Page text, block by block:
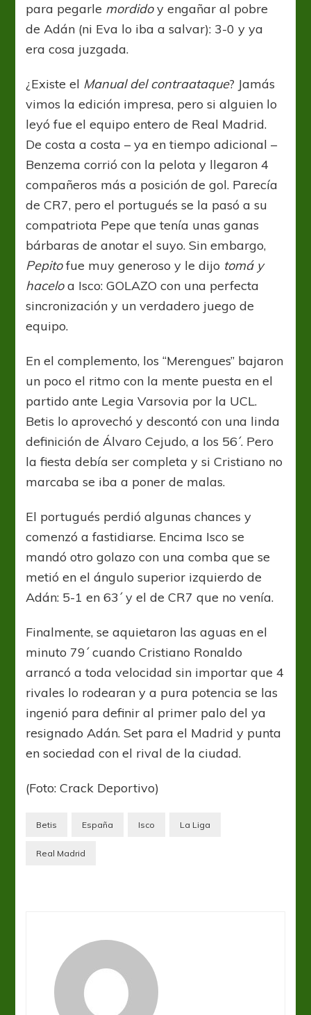
para pegarle mordidoy engañar al pobre
de Adán (ni Eva lo iba a salvar): 3-0 y ya
era cosa juzgada.
¿Existe el Manual del contraataque? Jamás
vimos la edición impresa, pero si alguien lo
leyó fue el equipo entero de Real Madrid.
De costa a costa – ya en tiempo adicional –
Benzema corrió con la pelota y llegaron 4
compañeros más a posición de gol. Parecía
de CR7, pero el portugués se la pasó a su
compatriota Pepe que tenía unas ganas
bárbaras de anotar el suyo. Sin embargo,
Pepitofue muy generoso y le dijo tomá y
haceloa Isco: GOLAZO con una perfecta
sincronización y un verdadero juego de
equipo.
En el complemento, los “Merengues” bajaron
un poco el ritmo con la mente puesta en el
partido ante Legia Varsovia por la UCL.
Betis lo aprovechó y descontó con una linda
definición de Álvaro Cejudo, a los 56´. Pero
la fiesta debía ser completa y si Cristiano no
marcaba se iba a poner de malas.
El portugués perdió algunas chances y
comenzó a fastidiarse. Encima Isco se
mandó otro golazo con una comba que se
metió en el ángulo superior izquierdo de
Adán: 5-1 en 63´ y el de CR7 que no venía.
Finalmente, se aquietaron las aguas en el
minuto 79´ cuando Cristiano Ronaldo
arrancó a toda velocidad sin importar que 4
rivales lo rodearan y a pura potencia se las
ingenió para definir al primer palo del ya
resignado Adán. Set para el Madrid y punta
en sociedad con el rival de la ciudad.
(Foto: Crack Deportivo)
Betis España Isco La Liga
Real Madrid